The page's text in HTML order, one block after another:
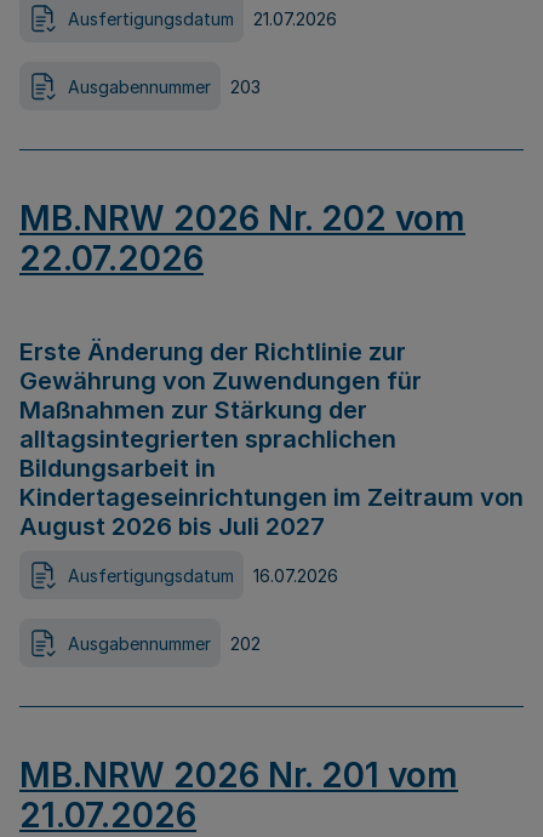
Ausfertigungsdatum 21.07.2026
Ausgabennummer 203
MB.NRW 2026 Nr. 202 vom
22.07.2026
Erste Änderung der Richtlinie zur
Gewährung von Zuwendungen für
Maßnahmen zur Stärkung der
alltagsintegrierten sprachlichen
Bildungsarbeit in
Kindertageseinrichtungen im Zeitraum von
August 2026 bis Juli 2027
Ausfertigungsdatum 16.07.2026
Ausgabennummer 202
MB.NRW 2026 Nr. 201 vom
21.07.2026